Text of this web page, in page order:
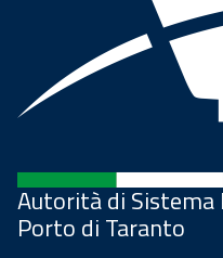
Autorità di Sistema
Porto di Taranto